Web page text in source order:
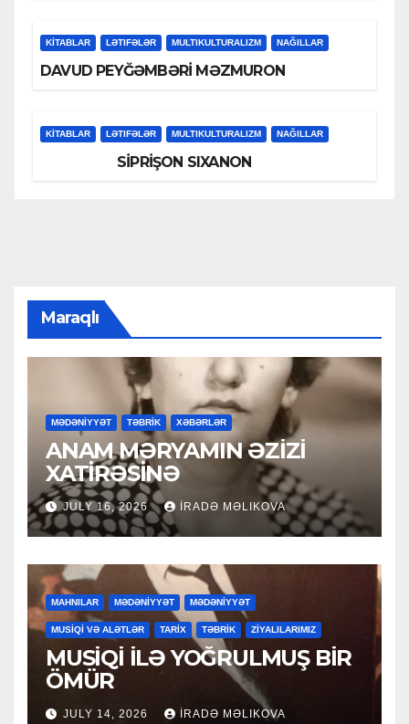
KİTABLAR LƏTIFƏLƏR MULTIKULTURALIZM NAĞILLAR
DAVUD PEYĞƏMBƏRİ MƏZMURON
KİTABLAR LƏTIFƏLƏR MULTIKULTURALIZM NAĞILLAR
SİPRİŞON SIXANON
Maraqlı
MƏDƏNİYYƏT TƏBRİK XƏBƏRLƏR
ANAM MƏRYAMIN ƏZİZİ
XATİRƏSİNƏ
JULY 16, 2026 İRADƏ MƏLIKOVA
MAHNILAR MƏDƏNİYYƏT MƏDƏNİYYƏT
MUSİQİ VƏ ALƏTLƏR TARİX TƏBRİK ZİYALILARIMIZ
MUSİQİ İLƏ YOĞRULMUŞ BİR
ÖMÜR
JULY 14, 2026 İRADƏ MƏLIKOVA